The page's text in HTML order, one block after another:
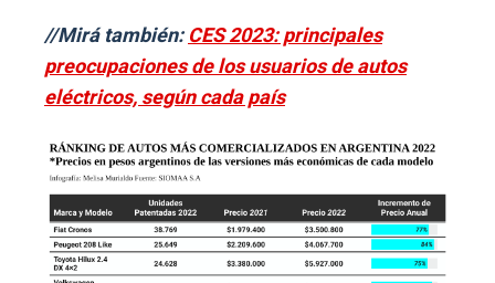
//Mirá también:CES 2023: principales
preocupaciones de los usuarios de autos
eléctricos, según cada país